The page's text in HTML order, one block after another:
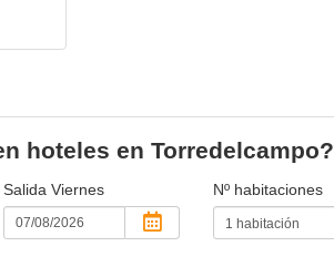
hoteles en Torredelcampo?
Salida Viernes Nº habitaciones